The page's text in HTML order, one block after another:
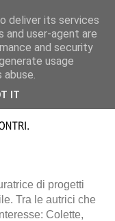
di progetti
Tra le autrici che
Colette,
deliver its services
and user-agent are
and security
usage
IT